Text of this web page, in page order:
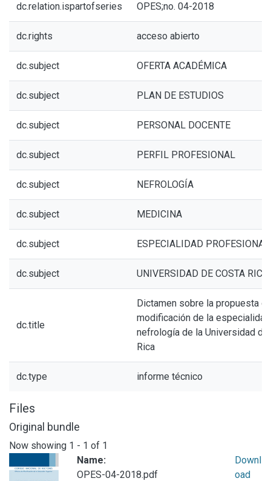
dc.relation.ispartofseries OPES;no. 04-2018
dc.rights acceso abierto
dc.subject OFERTA ACADÉMICA
dc.subject PLAN DE ESTUDIOS
dc.subject PERSONAL DOCENTE
dc.subject PERFIL PROFESIONAL
dc.subject NEFROLOGÍA
dc.subject MEDICINA
dc.subject ESPECIALIDAD PROFESIONAL
dc.subject UNIVERSIDAD DE COSTA RICA
dc.title
Dictamen sobre la propuesta
modificación de la
nefrología de la Universidad de
Rica
dc.type informe técnico
Files
Original bundle
Now showing 1 - 1 of 1
Name:
OPES-04-2018.pdf
Downl
oad